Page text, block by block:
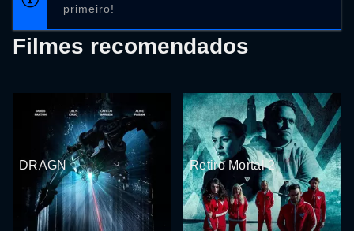
primeiro!
Filmes recomendados
DRAGN Retiro Mortal 2